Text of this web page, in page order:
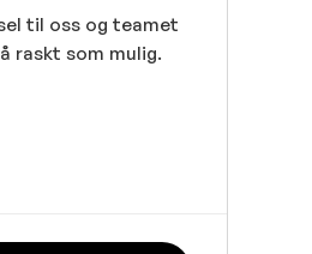
til oss og teamet
raskt som mulig.